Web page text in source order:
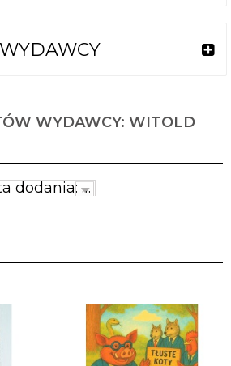
WYDAWCY
WYDAWCY: WITOLD
Data dodania: najnowsze